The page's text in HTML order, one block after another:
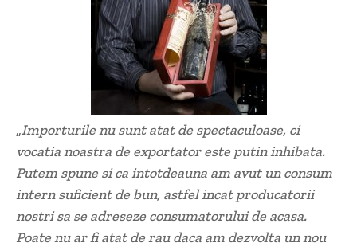
„Importurile nu sunt atat de spectaculoase, ci
vocatia noastra de exportator este putin inhibata.
Putem spune si ca intotdeauna am avut un consum
intern suficient de bun, astfel incat producatorii
nostri sa se adreseze consumatorului de acasa.
Poate nu ar fi atat de rau daca am dezvolta un nou